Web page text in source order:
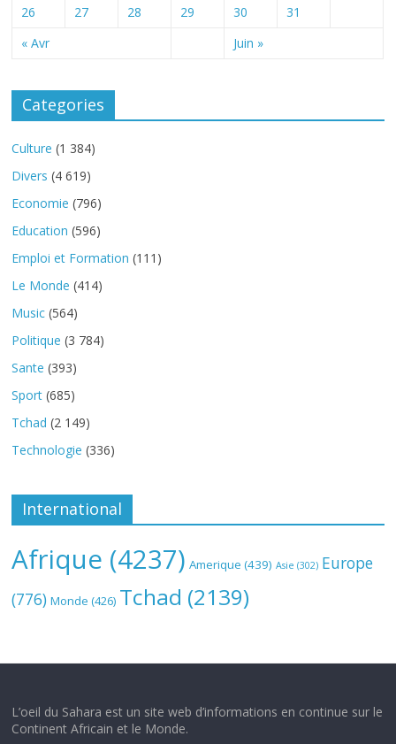
« Avr Juin »
26
27 28 29 30 31
Categories
Culture (1 384)
Divers (4 619)
Economie (796)
Education (596)
Emploi et Formation (111)
Le Monde (414)
Music (564)
Politique (3 784)
Sante (393)
Sport (685)
Tchad (2 149)
Technologie (336)
International
Afrique (4237) Amerique (439) Asie (302) Europe
(776) Monde (426) Tchad (2139)
L’oeil du Sahara est un site web d’informations en continue sur le
Continent Africain et le Monde.